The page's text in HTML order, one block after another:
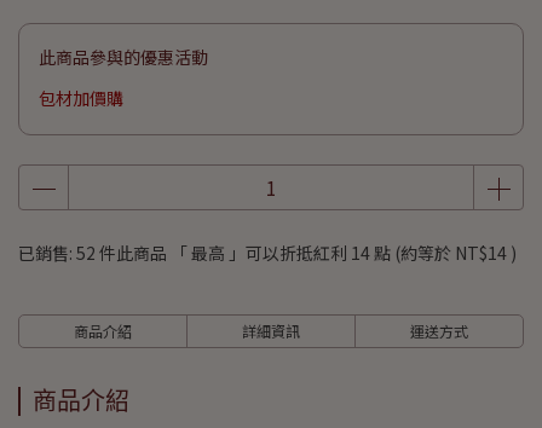
此商品參與的優惠活動
包材加價購
已銷售: 52 件此商品 「 最高 」可以折抵紅利 14點 (約等於 NT$14 )
商品介紹 詳細資訊 運送方式
商品介紹